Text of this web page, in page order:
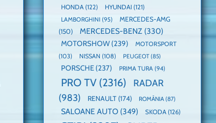
HONDA (122) HYUNDAI (121)
LAMBORGHINI (95)
MERCEDES-AMG
(150)
MERCEDES-BENZ (330)
MOTORSHOW (239)
MOTORSPORT
(103)
NISSAN (108) PEUGEOT(85)
PORSCHE (237) PRIMA TURA (94)
PRO TV (2316)
RADAR
(983)
RENAULT (174) ROMÂNIA(87)
SALOANE AUTO (349) SKODA (126)